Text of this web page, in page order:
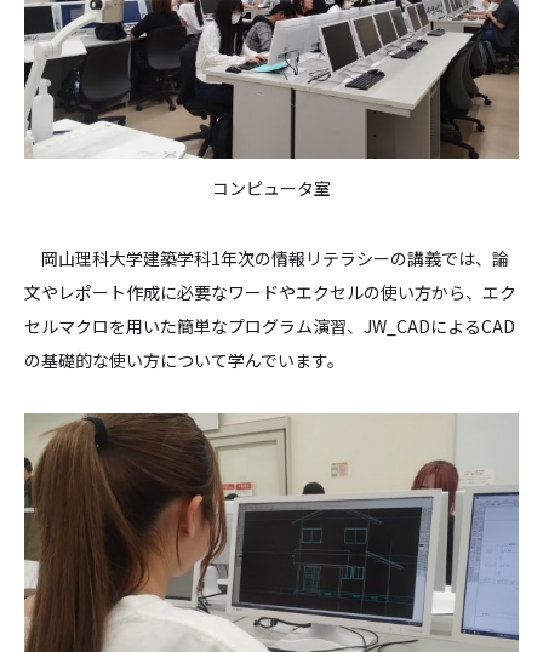
コンピュータ室
岡山理科大学建築学科1年次の情報リテラシーの講義では、論
文やレポート作成に必要なワードやエクセルの使い方から、エク
セルマクロを用いた簡単なプログラム演習、JW_CADによるCAD
の基礎的な使い方について学んでいます。